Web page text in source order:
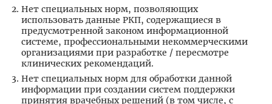
Нет специальных норм, позволяющих
использовать данные РКП, содержащиеся в
предусмотренной законом информационной
системе, профессиональными некоммерческими
организациями при разработке / пересмотре
клинических рекомендаций.
Нет специальных норм для обработки данной
информации при создании систем поддержки
принятия врачебных решений (в том числе, с